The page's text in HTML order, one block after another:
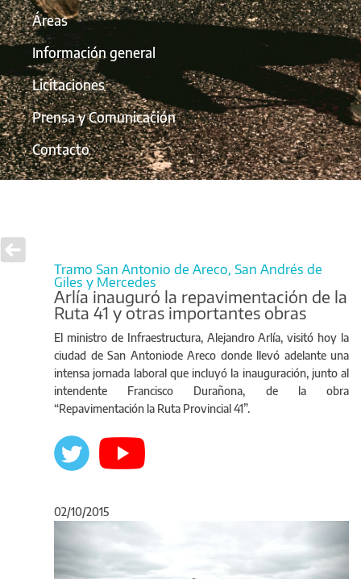
Áreas
Información general
Licitaciones
Prensa y Comunicación
Contacto
Tramo San Antonio de Areco, San Andrés de
Giles y Mercedes
Arlía inauguró la repavimentación de la
Ruta 41 y otras importantes obras
El ministro de Infraestructura, Alejandro Arlía, visitó hoy la
ciudad de San Antoniode Areco donde llevó adelante una
intensa jornada laboral que incluyó la inauguración, junto al
intendente Francisco Durañona, de la obra
“Repavimentación la Ruta Provincial 41”.
02/10/2015
Anterior